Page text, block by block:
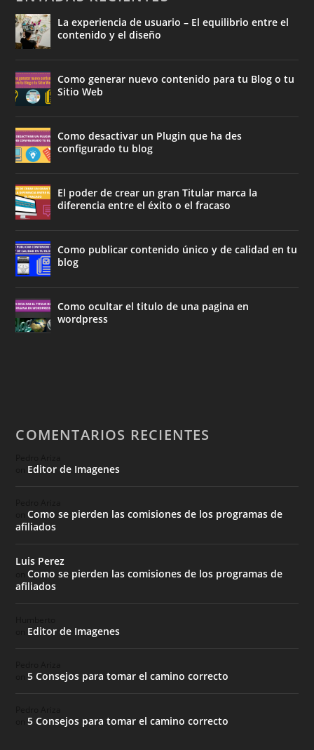
La experiencia de usuario – El equilibrio entre el
contenido y el diseño
Como generar nuevo contenido para tu Blog o tu
Sitio Web
Como desactivar un Plugin que ha des
configurado tu blog
El poder de crear un gran Titular marca la
diferencia entre el éxito o el fracaso
Como publicar contenido único y de calidad en tu
blog
Como ocultar el titulo de una pagina en
wordpress
COMENTARIOS RECIENTES
Editor de Imagenes
onComo se pierden las comisiones de los programas de
afiliados
Luis Perez
onComo se pierden las comisiones de los programas de
afiliados
Editor de Imagenes
on5 Consejos para tomar el camino correcto
on5 Consejos para tomar el camino correcto